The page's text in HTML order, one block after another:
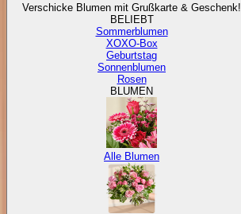
Verschicke Blumen mit Grußkarte & Geschenk!
BELIEBT
Sommerblumen
XOXO-Box
Geburtstag
Sonnenblumen
Rosen
BLUMEN
Alle Blumen